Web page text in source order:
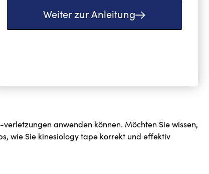
Weiter zur Anleitung
anwenden können. Möchten Sie wissen,
wie Sie kinesiology tape korrekt und effektiv